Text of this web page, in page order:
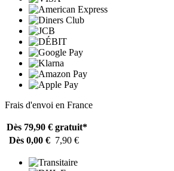
Frais d'envoi en France
Dès 79,90 € gratuit*
Dès 0,00 € 7,90 €